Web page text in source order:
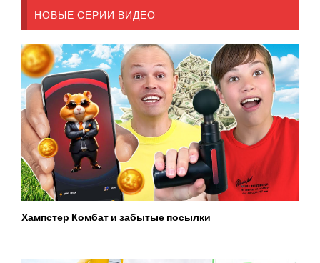
НОВЫЕ СЕРИИ ВИДЕО
Хампстер Комбат и забытые посылки